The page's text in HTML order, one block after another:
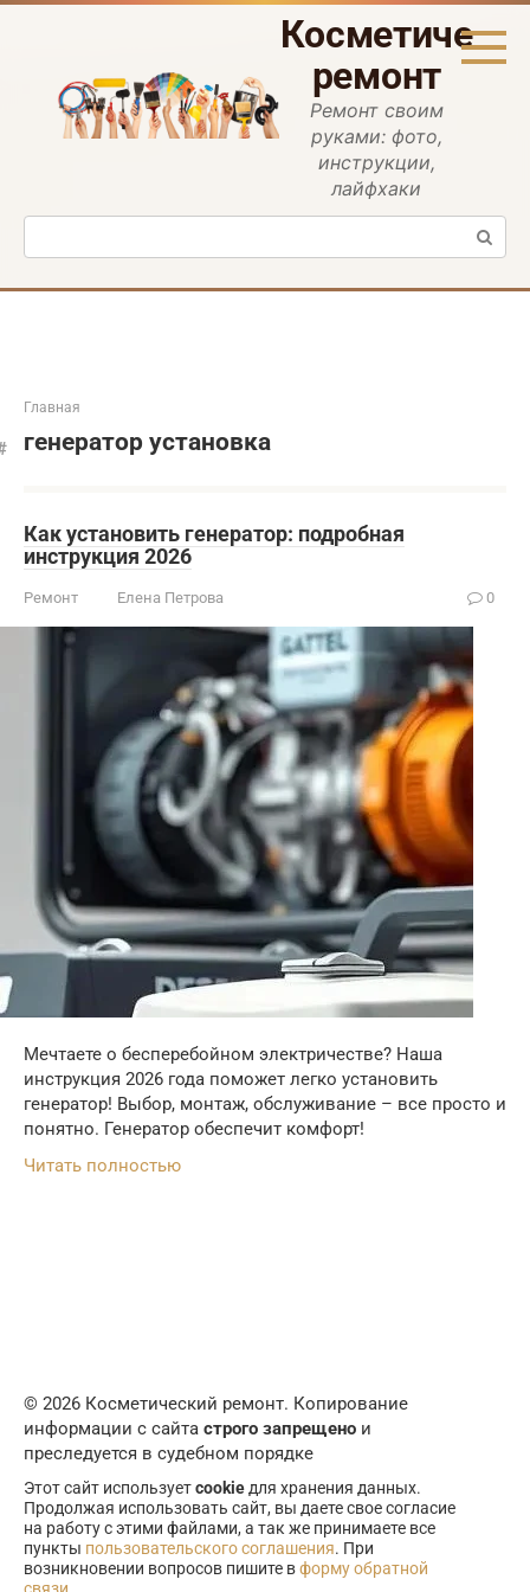
Перейти
ремонт
Ремонт своим
руками: фото,
инструкции,
лайфхаки
Поиск:
Главная
генератор установка
Как установить генератор: подробная
инструкция 2026
Ремонт Елена Петрова 0
Мечтаете о бесперебойном электричестве? Наша
инструкция 2026 года поможет легко установить
генератор! Выбор, монтаж, обслуживание – все просто и
понятно. Генератор обеспечит комфорт!
Читать полностью
© 2026 Косметический ремонт. Копирование
информации с сайта строго запрещено и
преследуется в судебном порядке
Этот сайт используетcookie для хранения данных.
Продолжая использовать сайт, вы даете свое согласие
на работу с этими файлами, а так же принимаете все
пункты пользовательского соглашения. При
возникновении вопросов пишите вформу обратной